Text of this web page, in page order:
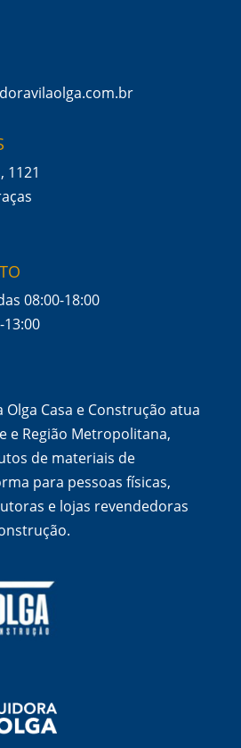
1121
08:00-18:00
Olga Casa e Construção atua
e Região Metropolitana,
de materiais de
para pessoas físicas,
e lojas revendedoras